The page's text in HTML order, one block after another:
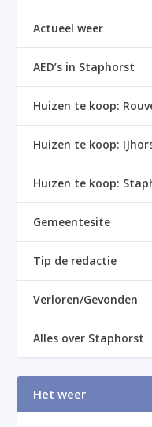
Actueel weer
AED’s in Staphorst
Huizen te koop:
Huizen te koop:
Huizen te koop:
Gemeentesite
Tip de redactie
Verloren/Gevonden
Alles over Staphorst
Het weer